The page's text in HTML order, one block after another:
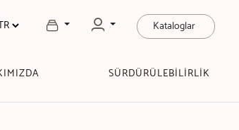
Kataloglar
SÜRDÜRÜLEBİLİRLİK